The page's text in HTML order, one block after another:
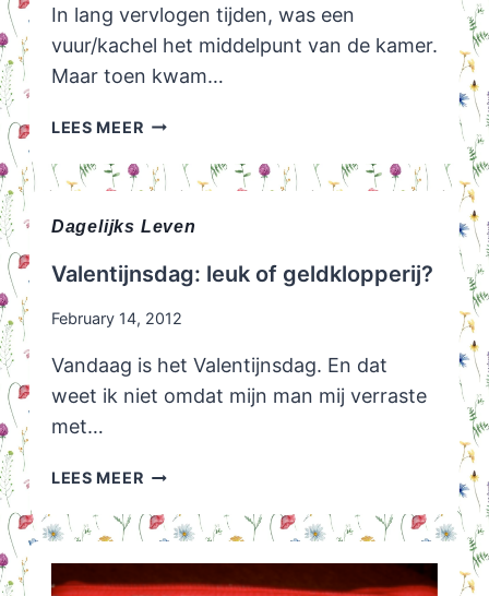
In lang vervlogen tijden, was een
vuur/kachel het middelpunt van de kamer.
Maar toen kwam…
LEES MEERTV
JAREN
+
MEUBEL
Dagelijks Leven
Valentijnsdag: leuk of geldklopperij?
February 14, 2012
Vandaag is het Valentijnsdag. En dat
weet ik niet omdat mijn man mij verraste
met…
LEES MEERVALENTIJNSDAG:
OF